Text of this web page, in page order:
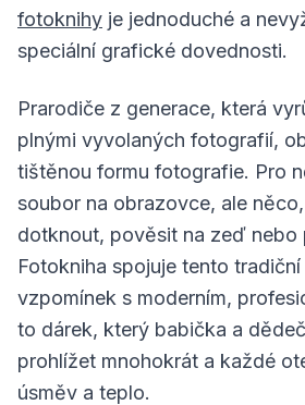
fotoknihy je jednoduché a
speciální grafické dovednosti.
Prarodiče z generace, která
plnými vyvolaných fotografií,
tištěnou formu fotografie. Pro
soubor na obrazovce, ale
dotknout, pověsit na zeď nebo
Fotokniha spojuje tento
vzpomínek s moderním,
to dárek, který babička a
prohlížet mnohokrát a každé
úsměv a teplo.